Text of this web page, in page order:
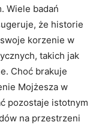
Wiele badań
że​ historie
korzenie w
⁣takich jak
Choć brakuje
Mojżesza w
pozostaje istotnym
na‌ przestrzeni